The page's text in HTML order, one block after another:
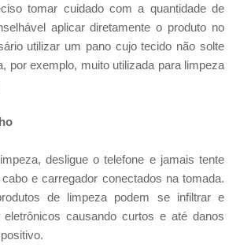
tomar cuidado com a quantidade de
aplicar diretamente o produto no
utilizar um pano cujo tecido não solte
por exemplo, muito utilizada para limpeza
desligue o telefone e jamais tente
e carregador conectados na tomada.
de limpeza podem se infiltrar e
eletrônicos causando curtos e até danos